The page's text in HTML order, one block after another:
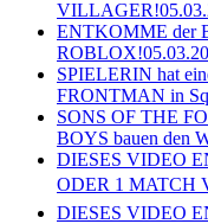
VILLAGER!
ENTKOMME der
ROBLOX!
SPIELERIN hat
FRONTMAN in
SONS OF THE
BOYS bauen den
DIESES VIDEO
ODER 1 MATCH
DIESES VIDEO